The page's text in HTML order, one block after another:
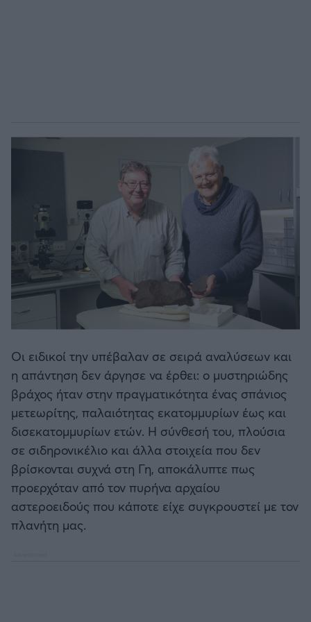
Οι ειδικοί την υπέβαλαν σε σειρά αναλύσεων και
η απάντηση δεν άργησε να έρθει: ο μυστηριώδης
βράχος ήταν στην πραγματικότητα ένας σπάνιος
μετεωρίτης, παλαιότητας εκατομμυρίων έως και
δισεκατομμυρίων ετών. Η σύνθεσή του, πλούσια
σε σιδηρονικέλιο και άλλα στοιχεία που δεν
βρίσκονται συχνά στη Γη, αποκάλυπτε πως
προερχόταν από τον πυρήνα αρχαίου
αστεροειδούς που κάποτε είχε συγκρουστεί με τον
πλανήτη μας.